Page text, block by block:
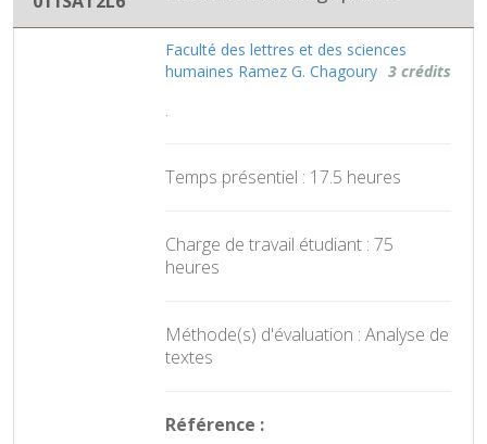
Faculté des lettres et des sciences
humaines Ramez G. Chagoury 3 crédits
.
Temps présentiel : 17.5 heures
Charge de travail étudiant : 75
heures
Méthode(s) d'évaluation : Analyse de
textes
Référence :